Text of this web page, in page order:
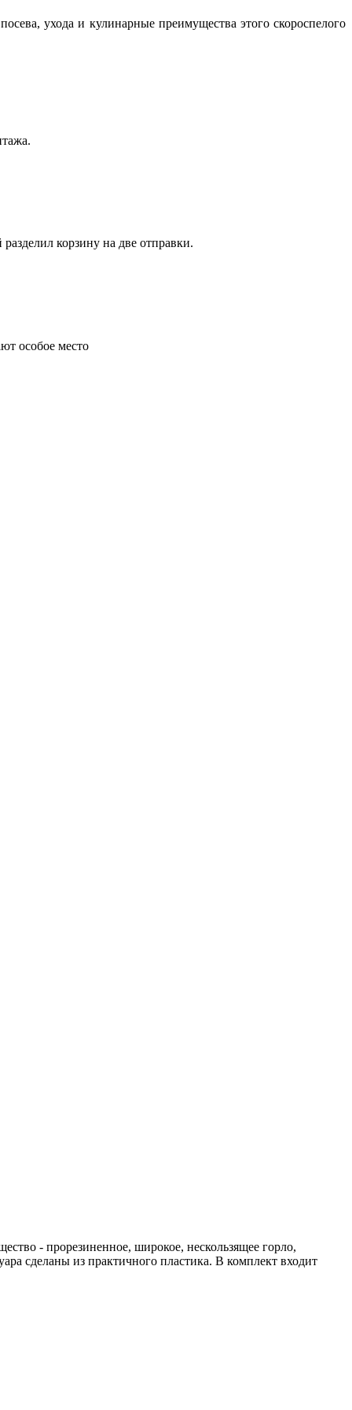
ухода и кулинарные преимущества этого скороспелого
корзину на две отправки.
особое место
- прорезиненное, широкое, нескользящее горло,
сделаны из практичного пластика. В комплект входит